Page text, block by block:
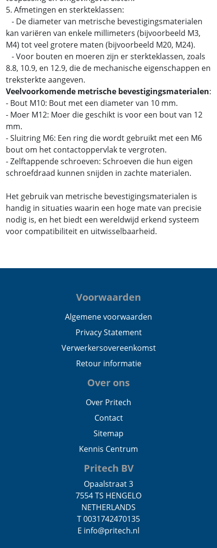
5. Afmetingen en sterkteklassen:
- De diameter van metrische bevestigingsmaterialen
kan variëren van enkele millimeters (bijvoorbeeld M3,
M4) tot veel grotere maten (bijvoorbeeld M20, M24).
- Voor bouten en moeren zijn er sterkteklassen, zoals
8.8, 10.9, en 12.9, die de mechanische eigenschappen en
treksterkte aangeven.
Veelvoorkomende metrische bevestigingsmaterialen:
- Bout M10: Bout met een diameter van 10 mm.
- Moer M12: Moer die geschikt is voor een bout van 12
mm.
- Sluitring M6: Een ring die wordt gebruikt met een M6
bout om het contactoppervlak te vergroten.
- Zelftappende schroeven: Schroeven die hun eigen
schroefdraad kunnen snijden in zachte materialen.
Het gebruik van metrische bevestigingsmaterialen is
handig in situaties waarin een hoge mate van precisie
nodig is, en het biedt een wereldwijd erkend systeem
voor compatibiliteit en uitwisselbaarheid.
Voorwaarden
Algemene voorwaarden
Privacy Statement
Verwerkersovereenkomst
Retour informatie
Over ons
Over Pritech
Contact
Sitemap
Kennis Centrum
Pritech BV
Opaalstraat 3
7554 TS HENGELO
NETHERLANDS
T 0031742470135
E info@pritech.nl